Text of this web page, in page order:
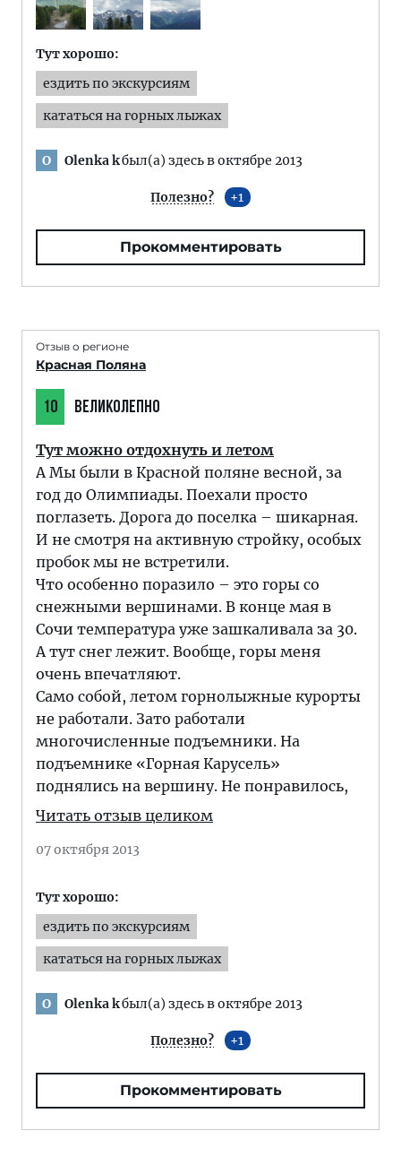
Тут хорошо:
ездить по экскурсиям
кататься на горных лыжах
O Olenka kбыл(а) здесь в октябре 2013
Полезно? 1
Прокомментировать
Отзыв о регионе
Красная Поляна
10 ВЕЛИКОЛЕПНО
Тут можно отдохнуть и летом
А Мы были в Красной поляне весной, за
год до Олимпиады. Поехали просто
поглазеть. Дорога до поселка – шикарная.
И не смотря на активную стройку, особых
пробок мы не встретили.
Что особенно поразило – это горы со
снежными вершинами. В конце мая в
Сочи температура уже зашкаливала за 30.
А тут снег лежит. Вообще, горы меня
очень впечатляют.
Само собой, летом горнолыжные курорты
не работали. Зато работали
многочисленные подъемники. На
подъемнике «Горная Карусель»
поднялись на вершину. Не понравилось,
Читать отзыв целиком
07 октября 2013
Тут хорошо:
ездить по экскурсиям
кататься на горных лыжах
O Olenka kбыл(а) здесь в октябре 2013
Полезно? 1
Прокомментировать